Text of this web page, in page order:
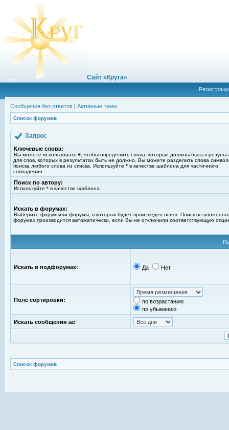
Сайт «Круга»
Сообщения без ответов | Активные темы
Список форумов
Запрос
Ключевые слова:
Вы можете использовать + , чтобы определить слова, которые должны быть в
для слов, которых в результатах быть не должно. Вы можете разделить слова
поиска любого слова из списка. Используйте * в качестве шаблона для частичного
совпадения.
Поиск по автору:
Используйте * в качестве шаблона.
Искать в форумах:
Выберите форум или форумы, в которых будет произведен поиск. Поиск во
форумах производится автоматически, если Вы не отключили соответствующую
Искать в подфорумах: Да Нет
Поле сортировки:
по возрастанию
по убыванию
Искать сообщения за:
Список форумов